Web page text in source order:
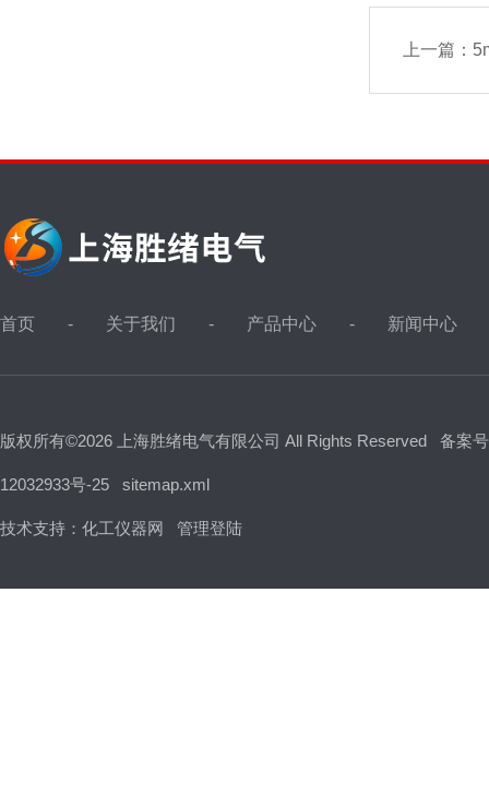
上一篇：
首页 关于我们 产品中心 新闻中心
版权所有©2026 上海胜绪电气有限公司 All Rights Reserved 备案
12032933号-25 sitemap.xml
技术支持： 化工仪器网 管理登陆